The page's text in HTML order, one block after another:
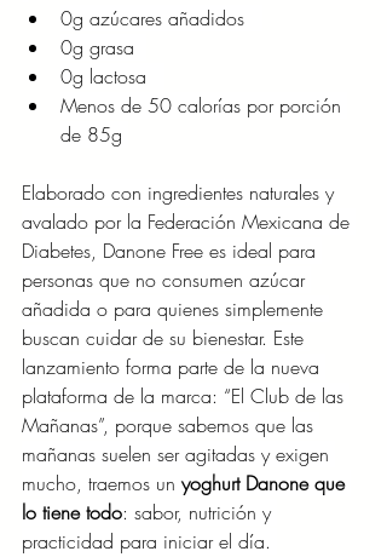
0g azúcares añadidos ​ ​
0g grasa ​
0g lactosa ​ ​
Menos de 50 calorías por porción
de 85g
Elaborado con ingredientes naturales y
avalado por la Federación Mexicana de
Diabetes, Danone Free es ideal para
personas que no consumen azúcar
añadida o para quienes simplemente
buscan cuidar de su bienestar. Este
lanzamiento forma parte de la nueva
plataforma de la marca: “El Club de las
Mañanas”, porque sabemos que las
mañanas suelen ser agitadas y exigen
mucho, traemos un yoghurt Danone que
lo tiene todo: sabor, nutrición y
practicidad para iniciar el día.